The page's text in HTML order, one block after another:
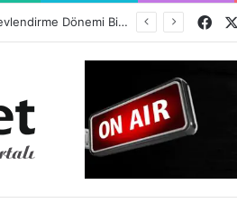
Kız Kardeşini Öldüren Firari Mandırada Yakalandı